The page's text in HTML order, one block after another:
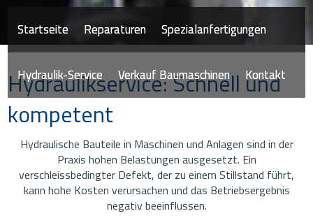
Startseite Reparaturen Spezialanfertigungen
Hydraulik-Service Verkauf Baumaschinen Kontakt
Hydraulikservice: Schnell und
kompetent
Hydraulische Bauteile in Maschinen und Anlagen sind in der
Praxis hohen Belastungen ausgesetzt. Ein
verschleissbedingter Defekt, der zu einem Stillstand führt,
kann hohe Kosten verursachen und das Betriebsergebnis
negativ beeinflussen.